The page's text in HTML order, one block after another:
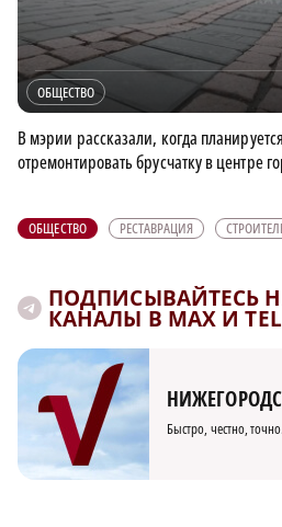
ОБЩЕСТВО
В мэрии рассказали, когда планируется
отремонтировать брусчатку в центре
ОБЩЕСТВО РЕСТАВРАЦИЯ
ПОДПИСЫВАЙТЕСЬ
КАНАЛЫ В MAX И
Быстро, честно,